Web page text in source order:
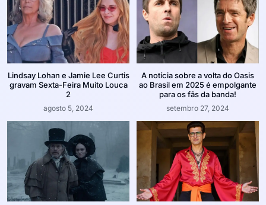
Lindsay Lohan e Jamie Lee Curtis
gravam Sexta-Feira Muito Louca
2
agosto 5, 2024
A notícia sobre a volta do Oasis
ao Brasil em 2025 é empolgante
para os fãs da banda!
setembro 27, 2024